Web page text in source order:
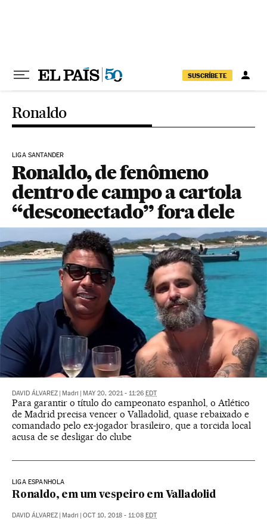
SUSCRÍBETE
Ronaldo
LIGA SANTANDER
Ronaldo, de fenômeno
dentro de campo a cartola
“desconectado” fora dele
DAVID ÁLVAREZ Madri MAY 20, 2021 - 11:26 EDT
Para garantir o título do campeonato espanhol, o Atlético
de Madrid precisa vencer o Valladolid, quase rebaixado e
comandado pelo ex-jogador brasileiro, que a torcida local
acusa de se desligar do clube
LIGA ESPANHOLA
Ronaldo, em um vespeiro em Valladolid
DAVID ÁLVAREZ Madri OCT 10, 2018 - 11:08 EDT